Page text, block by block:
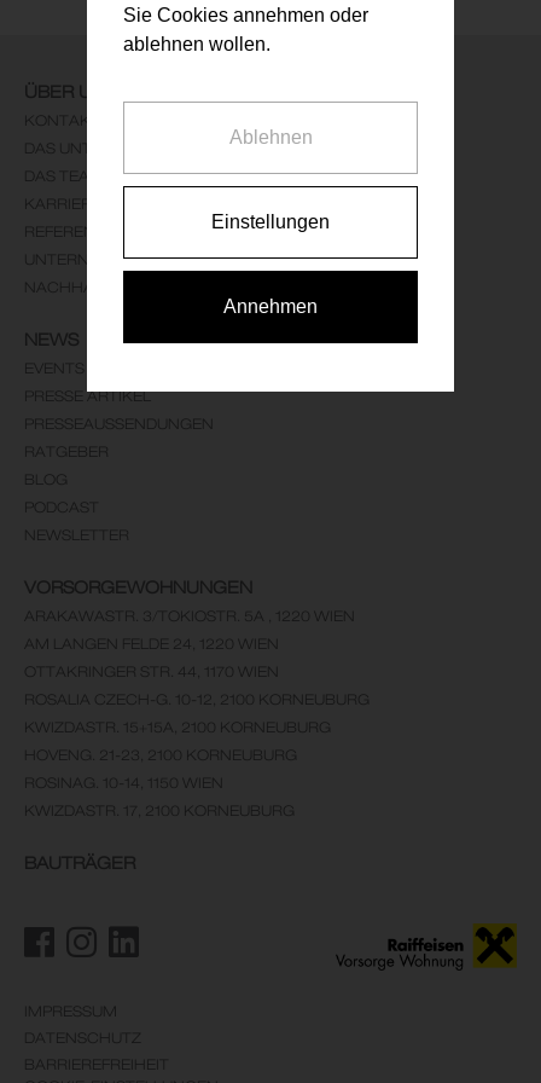
ÜBER UNS
KONTAKT
DAS UNTERNEHMEN
DAS TEAM
KARRIERE
REFERENZEN
UNTERNEHMENSLEITBILD
NACHHALTIGKEIT
NEWS
EVENTS
PRESSE ARTIKEL
PRESSEAUSSENDUNGEN
RATGEBER
BLOG
PODCAST
NEWSLETTER
VORSORGEWOHNUNGEN
ARAKAWASTR. 3/TOKIOSTR. 5A , 1220 WIEN
AM LANGEN FELDE 24, 1220 WIEN
OTTAKRINGER STR. 44, 1170 WIEN
ROSALIA CZECH-G. 10-12, 2100 KORNEUBURG
KWIZDASTR. 15+15A, 2100 KORNEUBURG
HOVENG. 21-23, 2100 KORNEUBURG
ROSINAG. 10-14, 1150 WIEN
KWIZDASTR. 17, 2100 KORNEUBURG
BAUTRÄGER
IMPRESSUM
DATENSCHUTZ
BARRIEREFREIHEIT
Sie Cookies annehmen oder
ablehnen wollen.
Ablehnen
Einstellungen
Annehmen